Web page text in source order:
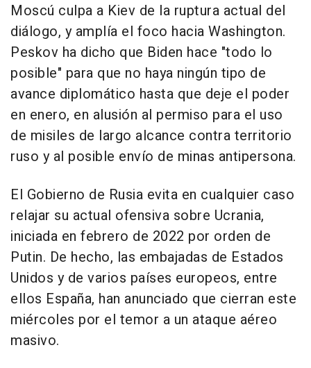
Moscú culpa a Kiev de la ruptura actual del
diálogo, y amplía el foco hacia Washington.
Peskov ha dicho que Biden hace "todo lo
posible" para que no haya ningún tipo de
avance diplomático hasta que deje el poder
en enero, en alusión al permiso para el uso
de misiles de largo alcance contra territorio
ruso y al posible envío de minas antipersona.
El Gobierno de Rusia evita en cualquier caso
relajar su actual ofensiva sobre Ucrania,
iniciada en febrero de 2022 por orden de
Putin. De hecho, las embajadas de Estados
Unidos y de varios países europeos, entre
ellos España, han anunciado que cierran este
miércoles por el temor a un ataque aéreo
masivo.